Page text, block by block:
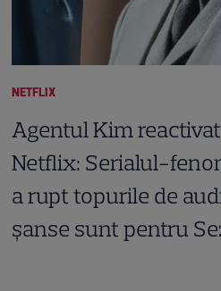
NETFLIX
Agentul Kim
Netflix: Serialul-
a rupt topurile de
șanse sunt pentru